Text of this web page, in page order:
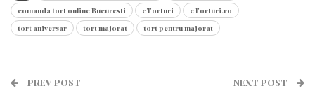
comanda tort online Bucuresti eTorturi
eTorturi.ro
tort aniversar
tort majorat tort pentru majorat
PREV POST NEXT POST